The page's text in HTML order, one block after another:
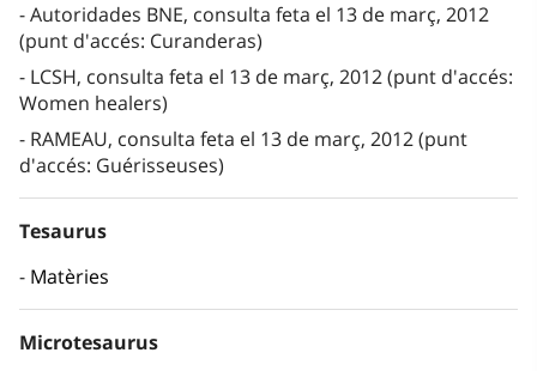
Autoridades BNE, consulta feta el 13 de març, 2012
(punt d'accés: Curanderas)
LCSH, consulta feta el 13 de març, 2012 (punt d'accés:
Women healers)
RAMEAU, consulta feta el 13 de març, 2012 (punt
d'accés: Guérisseuses)
Tesaurus
Matèries
Microtesaurus